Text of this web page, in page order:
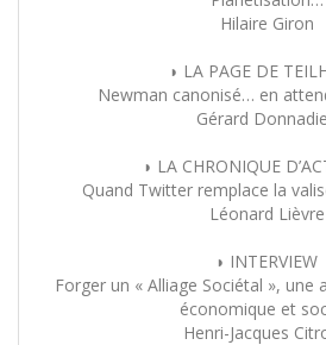
Hilaire Giron
◗ LA PAGE DE
Newman canonisé… en
Gérard
◗ LA CHRONIQUE
Quand Twitter remplace la
Léonard Lièvre
◗ INTERVIEW
Forger un « Alliage Sociétal »,
économique et
Henri-Jacques